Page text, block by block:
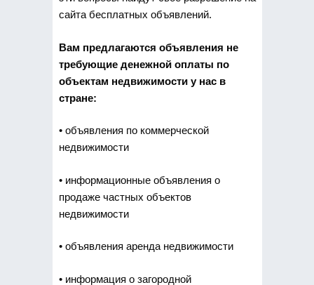
сайта бесплатных объявлений.
Вам предлагаются объявления не
требующие денежной оплаты по
объектам недвижимости у нас в
стране:
• объявления по коммерческой
недвижимости
• информационные объявления о
продаже частных объектов
недвижимости
• объявления аренда недвижимости
• информация о загородной